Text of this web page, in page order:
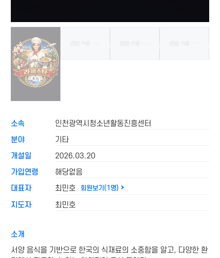
소속
인천광역시청소년활동진흥센터
분야
기타
개설일
2026.03.20
가입연령
해당없음
대표자
최민호 회원보기(1명)
지도자 최민호
소개
서양 음식을 기반으로 한국의 식재료의 소중함을 알고, 다양한 환